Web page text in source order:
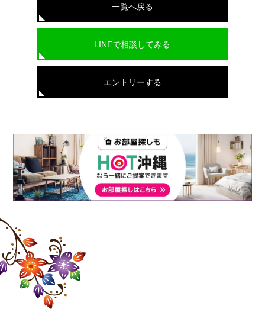
一覧へ戻る
LINEで相談してみる
エントリーする